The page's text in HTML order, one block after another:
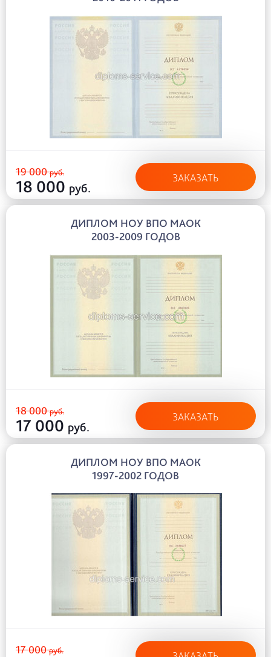
19 000руб.
18 000 руб.
ЗАКАЗАТЬ
ДИПЛОМ НОУ ВПО МАОК
2003-2009 ГОДОВ
18 000руб.
17 000 руб.
ЗАКАЗАТЬ
ДИПЛОМ НОУ ВПО МАОК
1997-2002 ГОДОВ
17 000руб.